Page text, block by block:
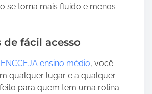
se torna mais fluido e menos
de fácil acesso
ensino médio, você
qualquer lugar e a qualquer
para quem tem uma rotina